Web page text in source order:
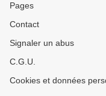
Pages
Contact
Signaler un abus
C.G.U.
Cookies et données